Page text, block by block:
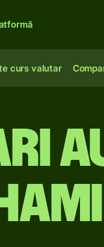
curs valutar